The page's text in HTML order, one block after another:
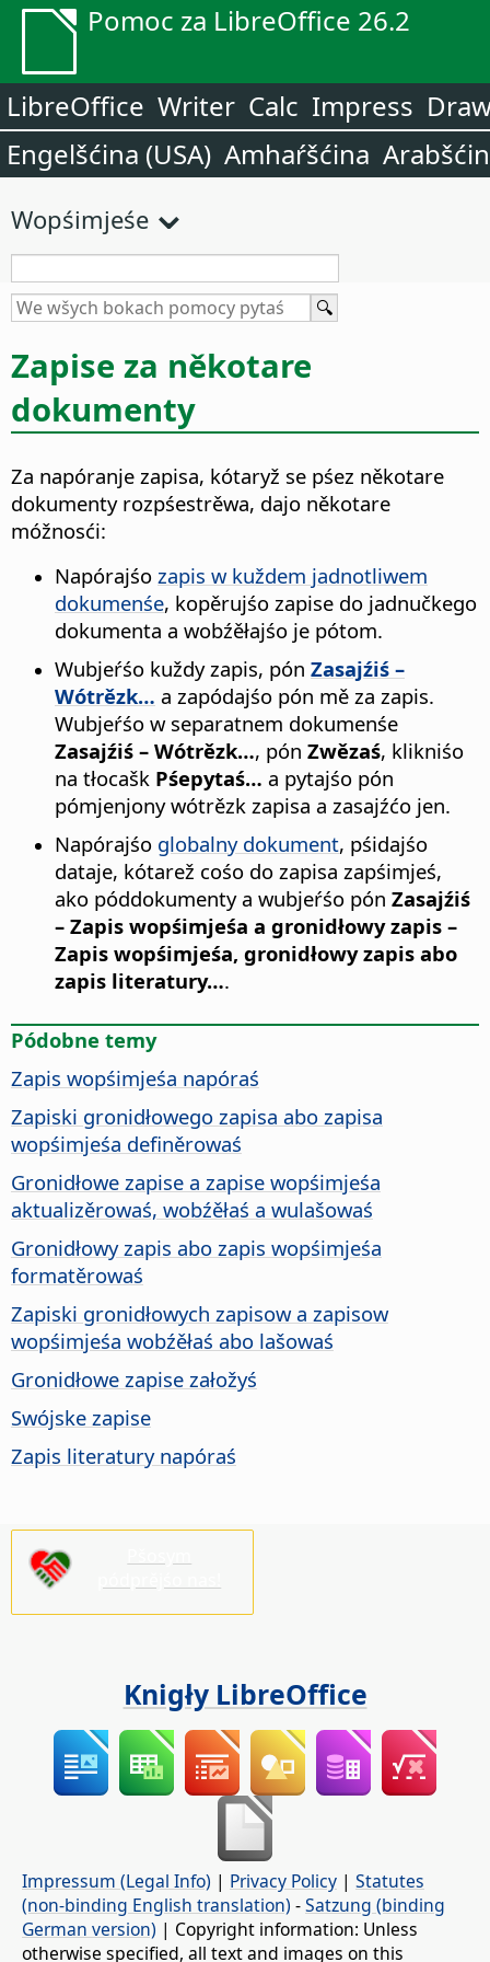
Pomoc za LibreOffice 26.2
LibreOffice Writer Calc Impress
Engelšćina (USA) Amhaŕšćina
Wopśimjeśe
Zapise za někotare
dokumenty
Za napóranje zapisa, kótaryž se pśez někotare
dokumenty rozpśestrěwa, dajo někotare
móžnosći:
Napórajśo zapis w kuždem jadnotliwem
dokumenśe, kopěrujśo zapise do jadnučkego
dokumenta a wobźěłajśo je pótom.
Wubjeŕśo kuždy zapis, pón Zasajźiś –
Wótrězk… a zapódajśo pón mě za zapis.
Wubjeŕśo w separatnem dokumenśe
Zasajźiś – Wótrězk…, pón Zwězaś, klikniśo
na tłocašk Pśepytaś… a pytajśo pón
pómjenjony wótrězk zapisa a zasajźćo jen.
Napórajśo globalny dokument, pśidajśo
dataje, kótarež cośo do zapisa zapśimjeś,
ako póddokumenty a wubjeŕśo pón Zasajźiś
– Zapis wopśimjeśa a gronidłowy zapis –
Zapis wopśimjeśa, gronidłowy zapis abo
zapis literatury….
Pódobne temy
Zapis wopśimjeśa napóraś
Zapiski gronidłowego zapisa abo zapisa
wopśimjeśa definěrowaś
Gronidłowe zapise a zapise wopśimjeśa
aktualizěrowaś, wobźěłaś a wulašowaś
Gronidłowy zapis abo zapis wopśimjeśa
formatěrowaś
Zapiski gronidłowych zapisow a zapisow
wopśimjeśa wobźěłaś abo lašowaś
Gronidłowe zapise załožyś
Swójske zapise
Zapis literatury napóraś
Knigły LibreOffice
Impressum (Legal Info) | Privacy Policy | Statutes
(non-binding English translation) -Satzung (binding
German version) | Copyright information: Unless
otherwise specified, all text and images on this